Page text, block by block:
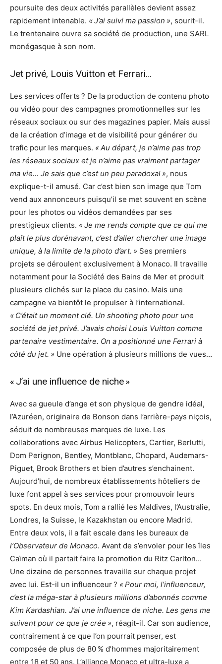
poursuite des deux activités parallèles devient assez
rapidement intenable. « J’ai suivi ma passion », sourit-il.
Le trentenaire ouvre sa société de production, une SARL
monégasque à son nom.
Jet privé, Louis Vuitton et Ferrari…
Les services offerts ? De la production de contenu photo
ou vidéo pour des campagnes promotionnelles sur les
réseaux sociaux ou sur des magazines papier. Mais aussi
de la création d’image et de visibilité pour générer du
trafic pour les marques. « Au départ, je n’aime pas trop
les réseaux sociaux et je n’aime pas vraiment partager
ma vie… Je sais que c’est un peu paradoxal », nous
explique-t-il amusé. Car c’est bien son image que Tom
vend aux annonceurs puisqu’il se met souvent en scène
pour les photos ou vidéos demandées par ses
prestigieux clients. « Je me rends compte que ce qui me
plaît le plus dorénavant, c’est d’aller chercher une image
unique, à la limite de la photo d’art. » Ses premiers
projets se déroulent exclusivement à Monaco. Il travaille
notamment pour la Société des Bains de Mer et produit
plusieurs clichés sur la place du casino. Mais une
campagne va bientôt le propulser à l’international.
« C’était un moment clé. Un shooting photo pour une
société de jet privé. J’avais choisi Louis Vuitton comme
partenaire vestimentaire. On a positionné une Ferrari à
côté du jet. » Une opération à plusieurs millions de vues…
« J’ai une influence de niche »
Avec sa gueule d’ange et son physique de gendre idéal,
l’Azuréen, originaire de Bonson dans l’arrière-pays niçois,
séduit de nombreuses marques de luxe. Les
collaborations avec Airbus Helicopters, Cartier, Berlutti,
Dom Perignon, Bentley, Montblanc, Chopard, Audemars-
Piguet, Brook Brothers et bien d’autres s’enchainent.
Aujourd’hui, de nombreux établissements hôteliers de
luxe font appel à ses services pour promouvoir leurs
spots. En deux mois, Tom a rallié les Maldives, l’Australie,
Londres, la Suisse, le Kazakhstan ou encore Madrid.
Entre deux vols, il a fait escale dans les bureaux de
l’Observateur de Monaco. Avant de s’envoler pour les îles
Caïman où il partait faire la promotion du Ritz Carlton…
Une dizaine de personnes travaille sur chaque projet
avec lui. Est-il un influenceur ? « Pour moi, l’influenceur,
c’est la méga-star à plusieurs millions d’abonnés comme
Kim Kardashian. J’ai une influence de niche. Les gens me
suivent pour ce que je crée », réagit-il. Car son audience,
contrairement à ce que l’on pourrait penser, est
composée de plus de 80 % d’hommes majoritairement
entre 18 et 50 ans. L’alliance Monaco et ultra-luxe a